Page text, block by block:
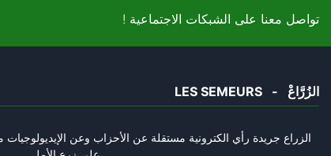
! تواصل معنا على الشبكات الاجتماعية
LES SEMEURS - الزُرَّاعْ
الزراع جريدة رأي الكترونية مستقلة عن الأحزاب وعن الإيديولوجيات